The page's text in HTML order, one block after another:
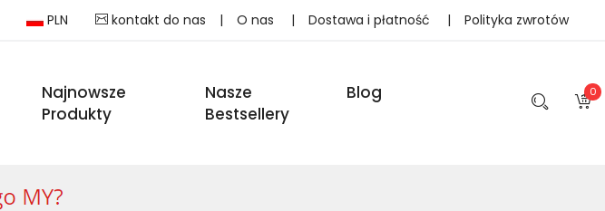
PLN kontakt do nas | O nas | Dostawa i płatność | Polityka zwrotów
Najnowsze
Produkty
Nasze
Bestsellery
Blog 0